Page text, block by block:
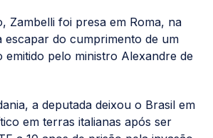
Zambelli foi presa em Roma, na
escapar do cumprimento de um
emitido pelo ministro Alexandre de
a deputada deixou o Brasil em
em terras italianas após ser